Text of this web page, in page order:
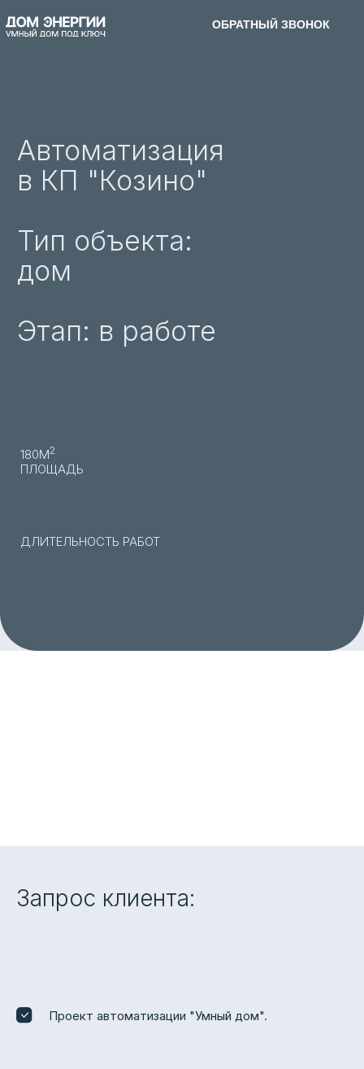
ОБРАТНЫЙ ЗВОНОК
ПЕРСОНАЛЬНЫЙ РАСЧЕТ
ОБРАТНЫЙ ЗВОНОК
180М2
ПЛОЩАДЬ
ДЛИТЕЛЬНОСТЬ РАБОТ
Автоматизация
в КП "Козино"
Тип объекта:
дом
Этап: в работе
Запрос клиента:
Проект автоматизации "Умный дом".